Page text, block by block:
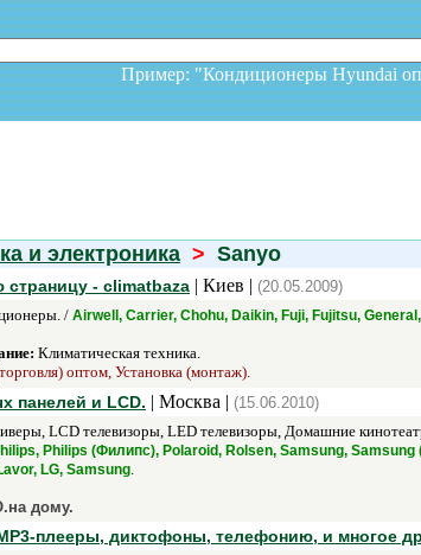
Пример: "Кондиционеры Hyundai
и электроника > Sanyo
- climatbaza | Киев | (20.05.2009)
/ Airwell, Carrier, Chohu, Daikin, Fuji, Fujitsu,
Климатическая техника.
оптом, Установка (монтаж).
панелей и LCD. | Москва | (15.06.2010)
LCD телевизоры, LED телевизоры, Домашние
Philips (Филипс), Polaroid, Rolsen, Samsung,
LG, Samsung.
дому.
плееры, диктофоны, телефонию, и многое